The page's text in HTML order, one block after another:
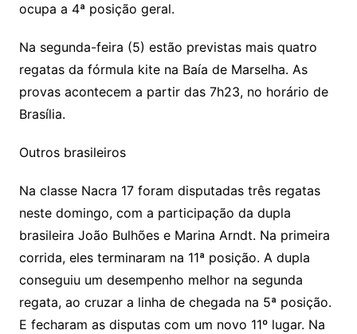
ocupa a 4ª posição geral.
Na segunda-feira (5) estão previstas mais quatro
regatas da fórmula kite na Baía de Marselha. As
provas acontecem a partir das 7h23, no horário de
Brasília.
Outros brasileiros
Na classe Nacra 17 foram disputadas três regatas
neste domingo, com a participação da dupla
brasileira João Bulhões e Marina Arndt. Na primeira
corrida, eles terminaram na 11ª posição. A dupla
conseguiu um desempenho melhor na segunda
regata, ao cruzar a linha de chegada na 5ª posição.
E fecharam as disputas com um novo 11º lugar. Na